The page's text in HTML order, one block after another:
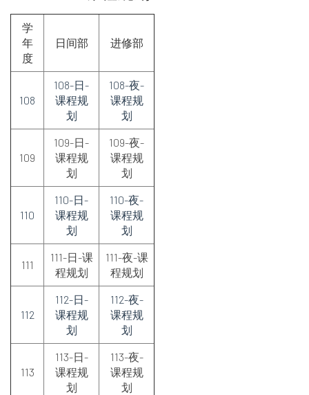
学
年
度
日间部 进修部
108
108-日-
课程规
划
108-夜-
课程规
划
109
109-日-
课程规
划
109-夜-
课程规
划
110
110-日-
课程规
划
110-夜-
课程规
划
111
111-日-课
程规划
111-夜-课
程规划
112
112-日-
课程规
划
112-夜-
课程规
划
113
113-日-
课程规
划
113-夜-
课程规
划